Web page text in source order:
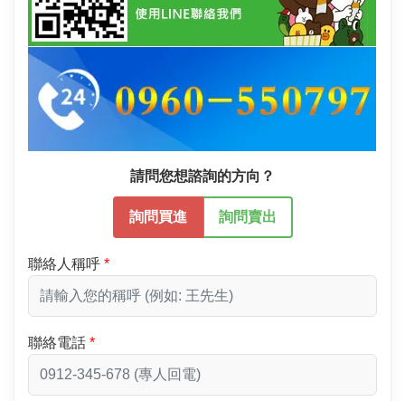
請問您想諮詢的方向？
詢問買進 詢問賣出
聯絡人稱呼
聯絡電話